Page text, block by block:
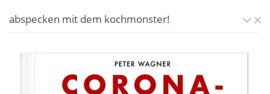
abspecken mit dem kochmonster!